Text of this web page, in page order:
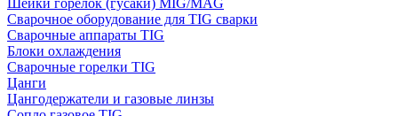
Шейки горелок (гусаки) MIG/MAG
Сварочное оборудование для TIG сварки
Сварочные аппараты TIG
Блоки охлаждения
Сварочные горелки TIG
Цанги
Цангодержатели и газовые линзы